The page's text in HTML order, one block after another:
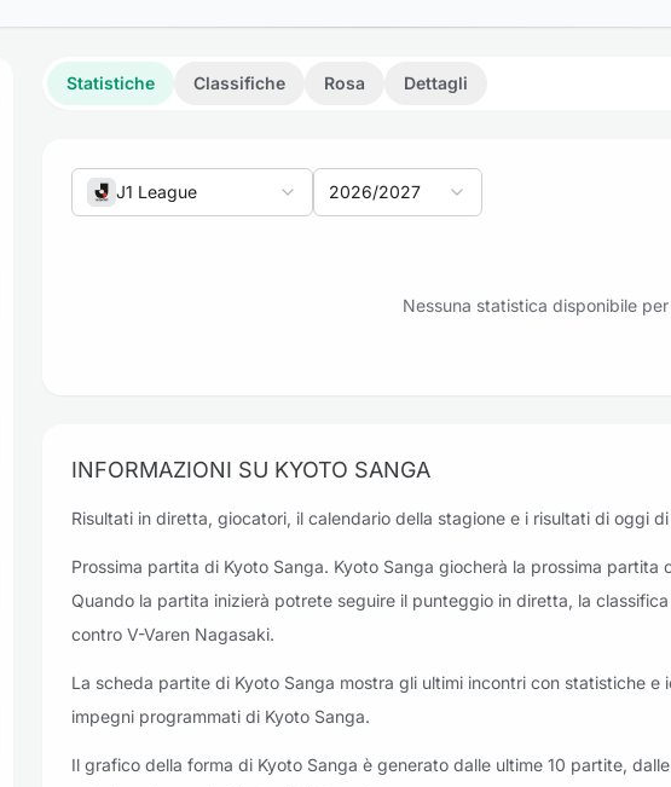
ai preferiti: V-Varen Nagasaki vs Kyoto Sanga
ai preferiti: Kyoto Sanga vs Mito Hollyhock
Statistiche Classifiche Rosa Dettagli
J1 League 2026/2027
Nessuna statistica disponibile
INFORMAZIONI SU KYOTO SANGA
Risultati in diretta, giocatori, il calendario della stagione e i risultati di oggi
Prossima partita di Kyoto Sanga. Kyoto Sanga giocherà la prossima
Quando la partita inizierà potrete seguire il punteggio in diretta, la
contro V-Varen Nagasaki.
La scheda partite di Kyoto Sanga mostra gli ultimi incontri con statistiche
impegni programmati di Kyoto Sanga.
Il grafico della forma di Kyoto Sanga è generato dalle ultime 10 partite,